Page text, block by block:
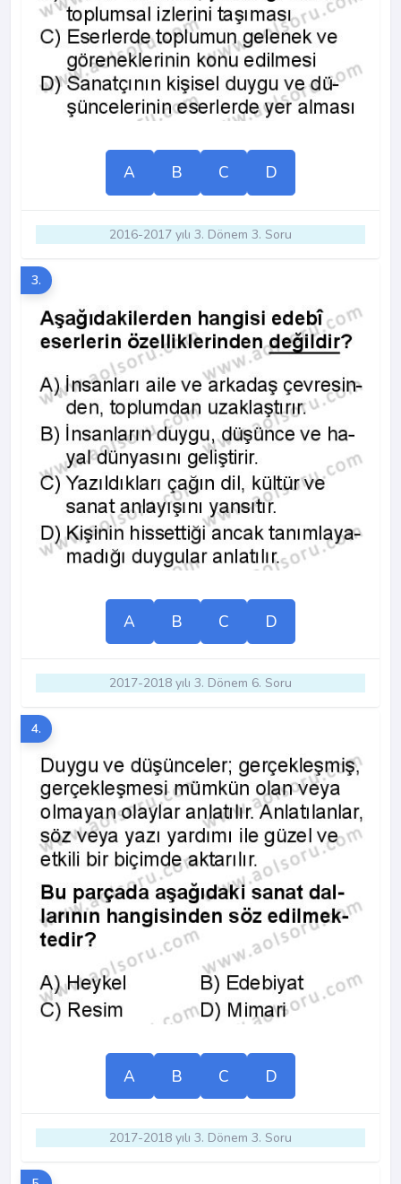
A B C D
2016-2017 yılı 3. Dönem 3. Soru
3.
A B C D
2017-2018 yılı 3. Dönem 6. Soru
4.
A B C D
2017-2018 yılı 3. Dönem 3. Soru